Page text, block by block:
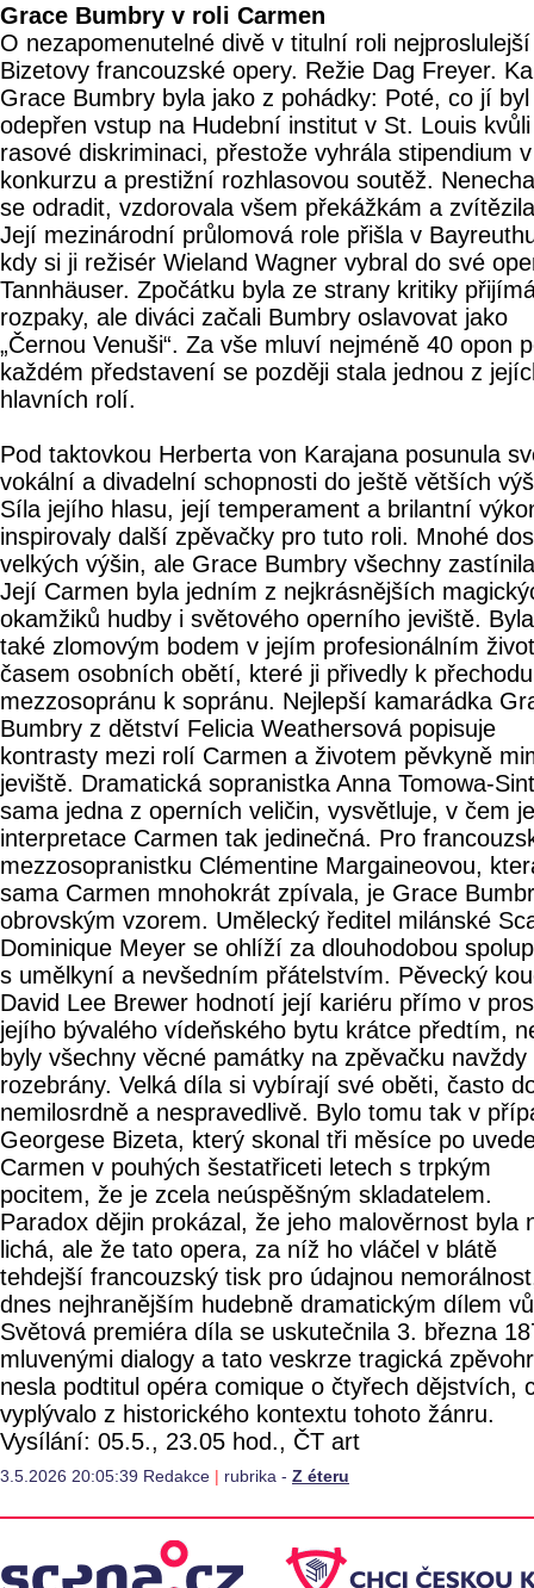
Grace Bumbry v roli Carmen
O nezapomenutelné divě v titulní roli nejproslulejší
Bizetovy francouzské opery. Režie Dag Freyer.
Grace Bumbry byla jako z pohádky: Poté, co jí byl
odepřen vstup na Hudební institut v St. Louis kvůli
rasové diskriminaci, přestože vyhrála stipendium v
konkurzu a prestižní rozhlasovou soutěž.
se odradit, vzdorovala všem překážkám a
Její mezinárodní průlomová role přišla v
kdy si ji režisér Wieland Wagner vybral do své
Tannhäuser. Zpočátku byla ze strany kritiky
rozpaky, ale diváci začali Bumbry oslavovat jako
„Černou Venuši“. Za vše mluví nejméně 40 opon
každém představení se později stala jednou z
hlavních rolí.
Pod taktovkou Herberta von Karajana posunula
vokální a divadelní schopnosti do ještě větších
Síla jejího hlasu, její temperament a brilantní
inspirovaly další zpěvačky pro tuto roli. Mnohé
velkých výšin, ale Grace Bumbry všechny
Její Carmen byla jedním z nejkrásnějších
okamžiků hudby i světového operního jeviště. Byla
také zlomovým bodem v jejím profesionálním
časem osobních obětí, které ji přivedly k
mezzosopránu k sopránu. Nejlepší kamarádka
Bumbry z dětství Felicia Weathersová popisuje
kontrasty mezi rolí Carmen a životem pěvkyně
jeviště. Dramatická sopranistka Anna Tomowa-
sama jedna z operních veličin, vysvětluje, v čem
interpretace Carmen tak jedinečná. Pro
mezzosopranistku Clémentine Margaineovou,
sama Carmen mnohokrát zpívala, je Grace
obrovským vzorem. Umělecký ředitel milánské
Dominique Meyer se ohlíží za dlouhodobou
s umělkyní a nevšedním přátelstvím. Pěvecký
David Lee Brewer hodnotí její kariéru přímo v
jejího bývalého vídeňského bytu krátce předtím,
byly všechny věcné památky na zpěvačku navždy
rozebrány. Velká díla si vybírají své oběti, často
nemilosrdně a nespravedlivě. Bylo tomu tak v
Georgese Bizeta, který skonal tři měsíce po
Carmen v pouhých šestatřiceti letech s trpkým
pocitem, že je zcela neúspěšným skladatelem.
Paradox dějin prokázal, že jeho malověrnost byla
lichá, ale že tato opera, za níž ho vláčel v blátě
tehdejší francouzský tisk pro údajnou
dnes nejhranějším hudebně dramatickým dílem
Světová premiéra díla se uskutečnila 3. března
mluvenými dialogy a tato veskrze tragická
nesla podtitul opéra comique o čtyřech dějstvích,
vyplývalo z historického kontextu tohoto žánru.
Vysílání: 05.5., 23.05 hod., ČT art
3.5.2026 20:05:39 Redakce | rubrika - Z éteru